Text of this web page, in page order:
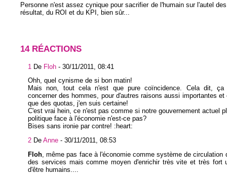
Personne n'est assez cynique pour sacrifier de l'humain sur l'autel
résultat, du ROI et du KPI, bien sûr...
14 RÉACTIONS
1 De Floh - 30/11/2011, 08:41
Ohh, quel cynisme de si bon matin!
Mais non, tout cela n'est que pure coïncidence. Cela dit, ça
concerner des hommes, pour d'autres raisons aussi importantes et
que des quotas, j'en suis certaine!
C'est vrai hein, ce n'est pas comme si notre gouvernement actuel
politique face à l'économie n'est-ce pas?
Bises sans ironie par contre! :heart:
2 De Anne - 30/11/2011, 08:53
Floh, même pas face à l'économie comme système de circulation
des services mais comme moyen d'enrichir très vite et très fort
d'être humains....